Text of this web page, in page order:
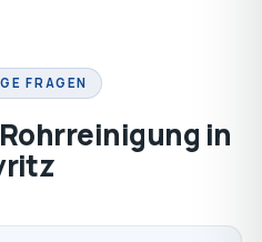
FRAGEN
in